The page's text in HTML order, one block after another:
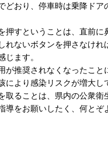
どおり、停車時は乗降ドア
押すということは、直前に
れないボタンを押さなけれ
じます。
が推奨されなくなったこと
により感染リスクが増大し
取ることは、県内の公衆衛
導をお願いしたく、何とぞ